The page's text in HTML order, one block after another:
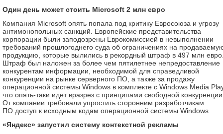
Один день может стоить Microsoft 2 млн евро
Компания Microsoft опять попала под критику Евросоюза и угрозу
антимонопольных санкций. Европейские представительства
корпорации были заподозрены Еврокомиссией в невыполнении
требований прошлогоднего суда об ограничениях на
продукцию, которые вылились в рекордный штраф в 497 млн
Штраф был наложен за более чем пятилетнее непредоставление
конкурентам информации, необходимой для справедливой
конкуренции на рынке серверного ПО, а также за продажу
операционной системы Windows в комплекте с Windows Media
что опять-таки идет вразрез с принципами свободной
От компании требовали упростить сторонним разработчикам
ПО доступ к исходным кодам операционной системы Windows
«Яндекс» запустил систему контекстной рекламы